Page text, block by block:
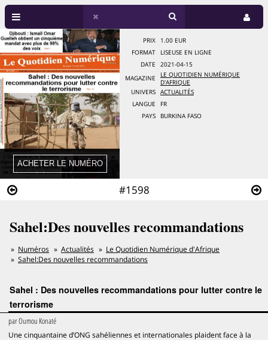
#1598
PRIX
1.00 EUR
FORMAT
LISEUSE EN LIGNE
DATE
2021-04-15
MAGAZINE
LE QUOTIDIEN NUMÉRIQUE
D'AFRIQUE
UNIVERS
ACTUALITÉS
LANGUE
FR
PAYS
BURKINA FASO
Sahel:Des nouvelles recommandations
Numéros Actualités
Le Quotidien Numérique d'Afrique
Sahel:Des nouvelles recommandations
Sahel : Des nouvelles recommandations pour lutter contre le
terrorisme
parOumou Konaté
Une cinquantaine d’ONG sahéliennes et internationales plaident face à la